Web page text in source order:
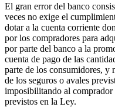
El gran error del banco
veces no exige el
dotar a la cuenta corriente
por los compradores para
por parte del banco a la
cuenta de pago de las
parte de los consumidores, y
de los seguros o avales
imposibilitando al comprador
previstos en la Ley.